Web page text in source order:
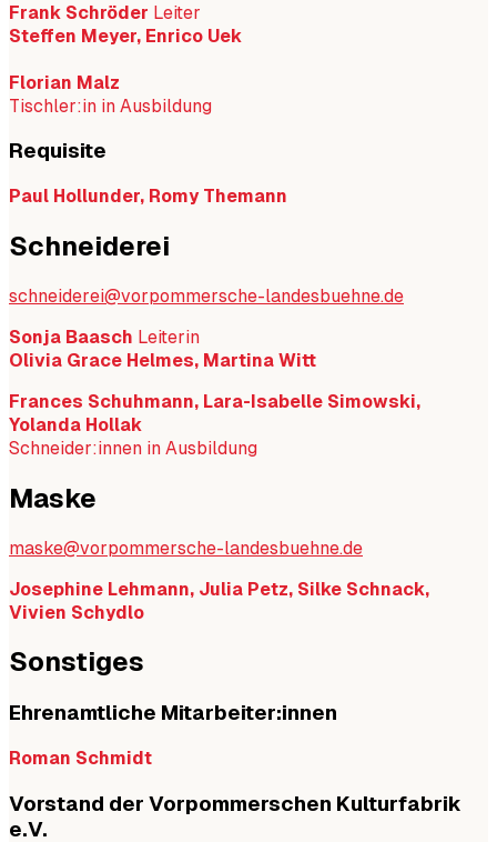
Frank Schröder Leiter
Steffen Meyer, Enrico Uek
Florian Malz
Tischler:in in Ausbildung
Requisite
Paul Hollunder, Romy Themann
Schneiderei
schneiderei@vorpommersche-landesbuehne.de
Sonja Baasch Leiterin
Olivia Grace Helmes, Martina Witt
Frances Schuhmann, Lara-Isabelle Simowski,
Yolanda Hollak
Schneider:innen in Ausbildung
Maske
maske@vorpommersche-landesbuehne.de
Josephine Lehmann, Julia Petz, Silke Schnack,
Vivien Schydlo
Sonstiges
Ehrenamtliche Mitarbeiter:innen
Roman Schmidt
Vorstand der Vorpommerschen Kulturfabrik
e.V.